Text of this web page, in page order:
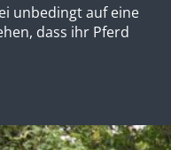
unbedingt auf eine
dass ihr Pferd